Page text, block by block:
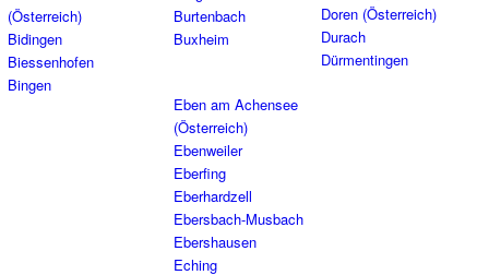
(Österreich)
Bidingen
Biessenhofen
Bingen
Burtenbach
Buxheim
Doren (Österreich)
Durach
Dürmentingen
Eben am Achensee
(Österreich)
Ebenweiler
Eberfing
Eberhardzell
Ebersbach-Musbach
Ebershausen
Eching